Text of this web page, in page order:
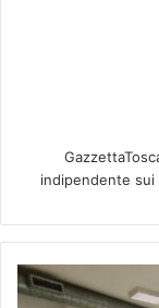
indipendente sui
D
a